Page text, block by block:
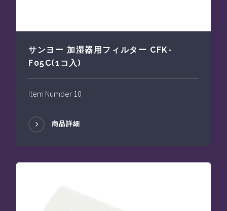
サンヨー 加湿器用フィルター CFK-
F05C(1コ入)
Item Number 10
商品詳細